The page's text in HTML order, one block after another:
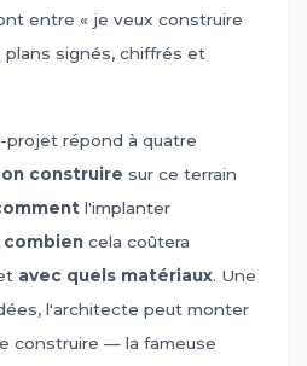
entre « je veux construire
plans signés, chiffrés et
répond à quatre
construire sur ce terrain
l'implanter
combien cela coûtera
avec quels matériaux. Une
l'architecte peut monter
construire — la fameuse